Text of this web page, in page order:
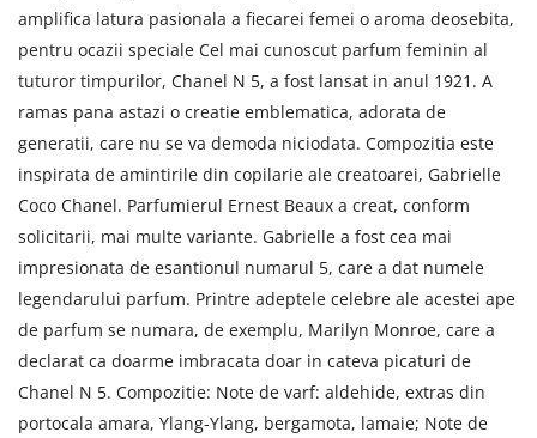
amplifica latura pasionala a fiecarei femei o aroma deosebita,
pentru ocazii speciale Cel mai cunoscut parfum feminin al
tuturor timpurilor, Chanel N 5, a fost lansat in anul 1921. A
ramas pana astazi o creatie emblematica, adorata de
generatii, care nu se va demoda niciodata. Compozitia este
inspirata de amintirile din copilarie ale creatoarei, Gabrielle
Coco Chanel. Parfumierul Ernest Beaux a creat, conform
solicitarii, mai multe variante. Gabrielle a fost cea mai
impresionata de esantionul numarul 5, care a dat numele
legendarului parfum. Printre adeptele celebre ale acestei ape
de parfum se numara, de exemplu, Marilyn Monroe, care a
declarat ca doarme imbracata doar in cateva picaturi de
Chanel N 5. Compozitie: Note de varf: aldehide, extras din
portocala amara, Ylang-Ylang, bergamota, lamaie; Note de